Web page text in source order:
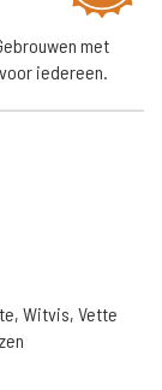
met
iedereen.
Witvis, Vette